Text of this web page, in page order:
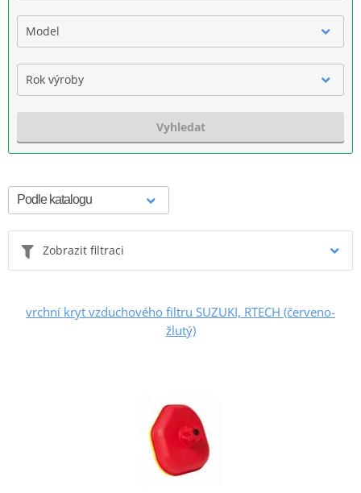
Model
Rok výroby
Vyhledat
Zobrazit filtraci
vrchní kryt vzduchového filtru SUZUKI, RTECH (červeno-
žlutý)